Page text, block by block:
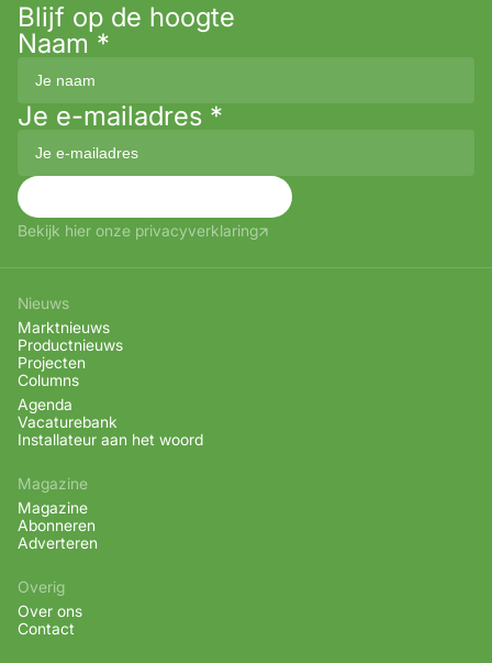
Blijf op de hoogte
Naam *
Je e-mailadres *
Bekijk hier onze privacyverklaring
Nieuws
Marktnieuws
Productnieuws
Projecten
Columns
Agenda
Vacaturebank
Installateur aan het woord
Magazine
Magazine
Abonneren
Adverteren
Overig
Over ons
Contact